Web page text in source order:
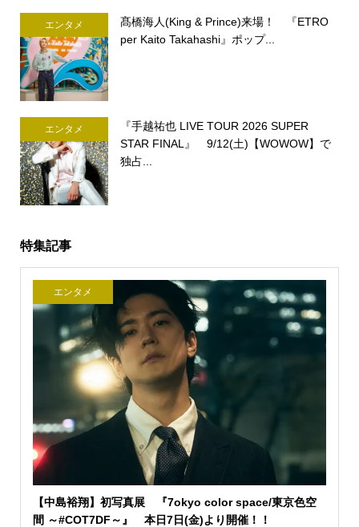
エンタメ
髙橋海人(King & Prince)来場！ 『ETRO
per Kaito Takahashi』ポップ...
エンタメ
『手越祐也 LIVE TOUR 2026 SUPER
STAR FINAL』 9/12(土)【WOWOW】で
独占...
特集記事
エンタメ
【中島裕翔】初写真展 『7okyo color space/東京色空
間 ～#COT7DF～』 本日7日(金)より開催！！